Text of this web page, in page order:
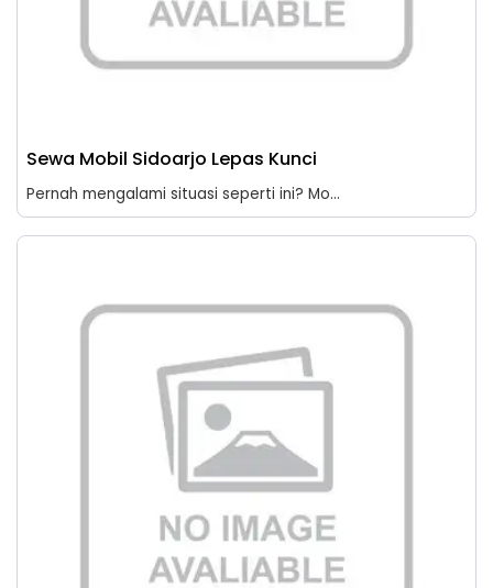
Sewa Mobil Sidoarjo Lepas Kunci
Pernah mengalami situasi seperti ini? Mo...